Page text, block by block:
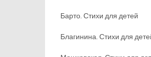
Барто. Стихи для детей
Благинина. Стихи для